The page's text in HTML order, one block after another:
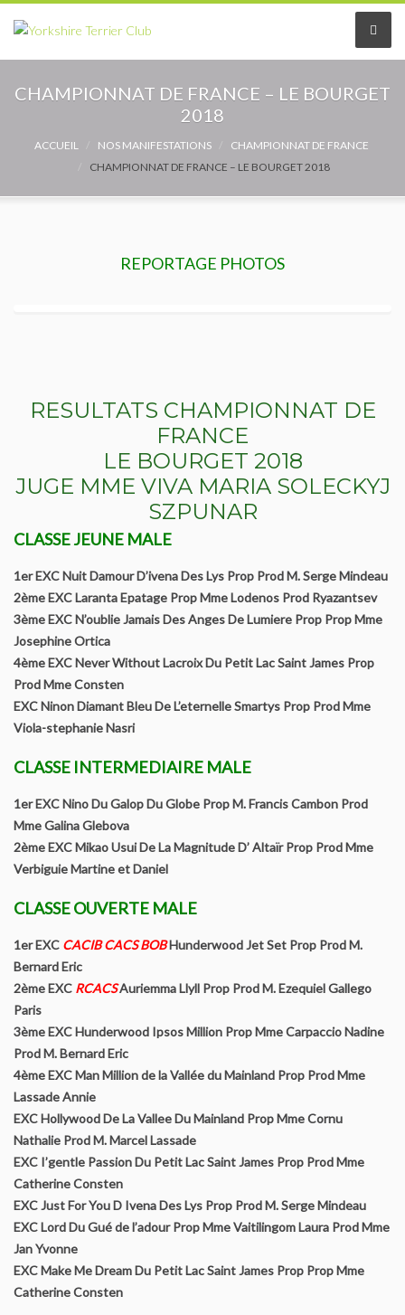
Les délégués
Le standard et les points de non confirmation
La morphologie en images
Parlons texture et couleur
Les couleurs de la robe chez le chien
Dépistage radiographique -Rotules- Cotations et Tan
L’origine du Biewer Terrier
Le standard du Biewer Terrier
Points de Non Confirmation du BT
La morphologie du Biewer Terrier en images
Faire confirmer votre Biewer
Dépistage radiographique – Rotules- Cotations et Tan Biewer
Terrier
Eleveurs
Liste des éleveurs Yorkshire
Liste des éleveurs Biewer
YORKSHIRE TERRIER Contrat éleveur signataire de la charte
de qualité du YTC et BT
CHAMPIONNAT DE FRANCE – LE BOURGET
2018
ACCUEIL NOS MANIFESTATIONS
CHAMPIONNAT DE FRANCE
CHAMPIONNAT DE FRANCE – LE BOURGET 2018
REPORTAGE PHOTOS
RESULTATS CHAMPIONNAT DE
FRANCE
LE BOURGET 2018
JUGE MME VIVA MARIA SOLECKYJ
SZPUNAR
CLASSE JEUNE MALE
1er EXC Nuit Damour D’ivena Des Lys Prop Prod M. Serge Mindeau
2ème EXC Laranta Epatage Prop Mme Lodenos Prod Ryazantsev
3ème EXC N’oublie Jamais Des Anges De Lumiere Prop Prop Mme
Josephine Ortica
4ème EXC Never Without Lacroix Du Petit Lac Saint James Prop
Prod Mme Consten
EXC Ninon Diamant Bleu De L’eternelle Smartys Prop Prod Mme
Viola-stephanie Nasri
CLASSE INTERMEDIAIRE MALE
1er EXC Nino Du Galop Du Globe Prop M. Francis Cambon Prod
Mme Galina Glebova
2ème EXC Mikao Usui De La Magnitude D’ Altaïr Prop Prod Mme
Verbiguie Martine et Daniel
CLASSE OUVERTE MALE
1er EXC CACIB CACS BOBHunderwood Jet Set Prop Prod M.
Bernard Eric
2ème EXC RCACSAuriemma Llyll Prop Prod M. Ezequiel Gallego
Paris
3ème EXC Hunderwood Ipsos Million Prop Mme Carpaccio Nadine
Prod M. Bernard Eric
4ème EXC Man Million de la Vallée du Mainland Prop Prod Mme
Lassade Annie
EXC Hollywood De La Vallee Du Mainland Prop Mme Cornu
Nathalie Prod M. Marcel Lassade
EXC I’gentle Passion Du Petit Lac Saint James Prop Prod Mme
Catherine Consten
EXC Just For You D Ivena Des Lys Prop Prod M. Serge Mindeau
EXC Lord Du Gué de l’adour Prop Mme Vaitilingom Laura Prod Mme
Jan Yvonne
EXC Make Me Dream Du Petit Lac Saint James Prop Prop Mme
Catherine Consten